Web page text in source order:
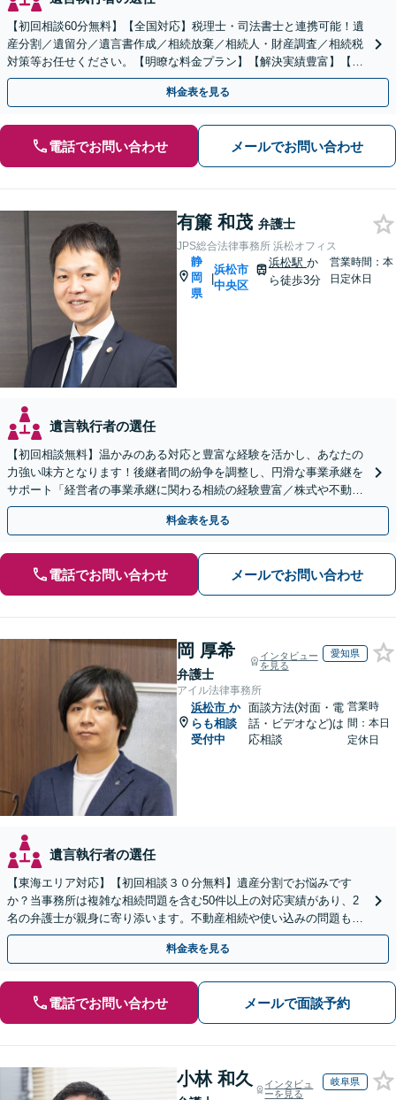
【初回相談60分無料】【全国対応】税理士・司法書士と連携可能！遺
産分割／遺留分／遺言書作成／相続放棄／相続人・財産調査／相続税
対策等お任せください。【明瞭な料金プラン】【解決実績豊富】【電
話相談可】
料金表を見る
電話でお問い合わせ メールでお問い合わせ
有簾 和茂 弁護士
JPS総合法律事務所 浜松オフィス
静
岡
県
|
浜松市
中央区
浜松駅 か
ら徒歩3分
営業時間：本
日定休日
遺言執行者の選任
【初回相談無料】温かみのある対応と豊富な経験を活かし、あなたの
力強い味方となります！後継者間の紛争を調整し、円滑な事業承継を
サポート「経営者の事業承継に関わる相続の経験豊富／株式や不動産
の名義変更など、事業承継特有の資産管理の問題に精通」
料金表を見る
電話でお問い合わせ メールでお問い合わせ
岡 厚希
弁護士
インタビュー
を見る
愛知県
アイル法律事務所
浜松市 か
らも相談
受付中
面談方法(対面・電
話・ビデオなど)は
応相談
営業時
間：本日
定休日
遺言執行者の選任
【東海エリア対応】【初回相談３０分無料】遺産分割でお悩みです
か？当事務所は複雑な相続問題を含む50件以上の対応実績があり、2
名の弁護士が親身に寄り添います。不動産相続や使い込みの問題も分
かりやすく解説。WEB相談可能。LINE予約受付中
料金表を見る
電話でお問い合わせ メールで面談予約
小林 和久
インタビュ
ーを見る
岐阜県